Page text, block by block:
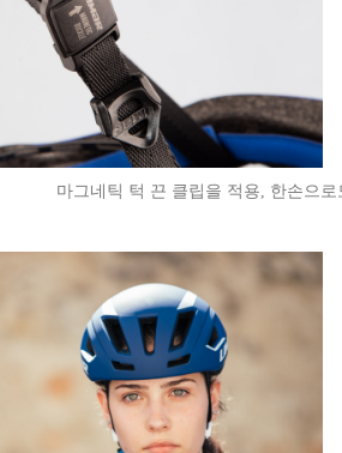
마그네틱 턱 끈 클립을 적용, 한손으